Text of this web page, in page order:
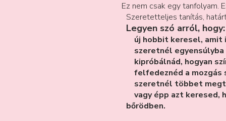
Ez nem csak egy tanfolyam.
Szeretetteljes tanítás,
​Legyen szó arról, hogy:
új hobbit keresel, amit
szeretnél
kipróbálnád, hogyan
felfedeznéd a mozgás
szeretnél többet
vagy épp azt keresed,
bőrödben.​